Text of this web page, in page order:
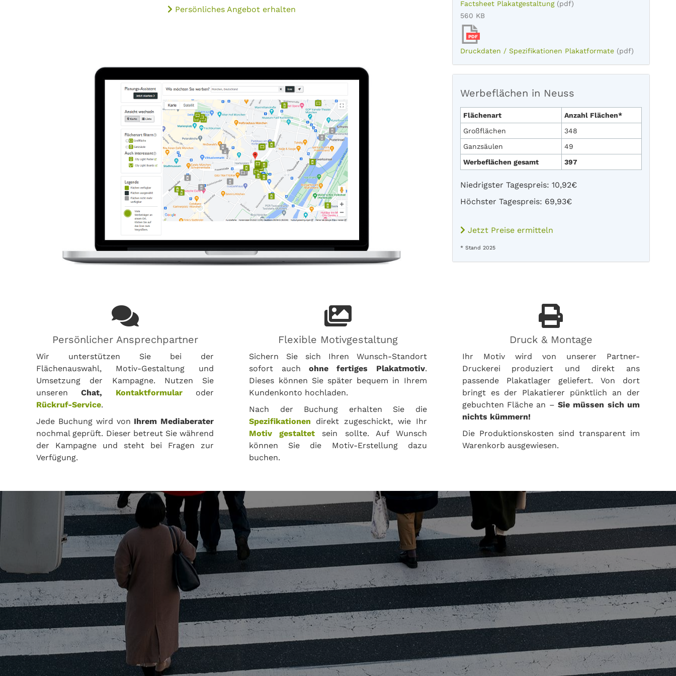
Persönliches Angebot erhalten
Factsheet Plakatgestaltung (pdf)
560 KB
PDF
Druckdaten / Spezifikationen Plakatformate (pdf)
Werbeflächen in Neuss
Flächenart
Anzahl Flächen*
Großflächen
348
Ganzsäulen
49
Werbeflächen gesamt
397
Niedrigster Tagespreis: 10,92€
Höchster Tagespreis: 69,93€
Jetzt Preise ermitteln
* Stand 2025
Persönlicher Ansprechpartner
Wir unterstützen Sie bei der
Flächenauswahl, Motiv-Gestaltung und
Umsetzung der Kampagne. Nutzen Sie
unserenChat, Kontaktformularoder
Rückruf-Service.
Jede Buchung wird von Ihrem Mediaberater
nochmal geprüft. Dieser betreut Sie während
der Kampagne und steht bei Fragen zur
Verfügung.
Flexible Motivgestaltung
Sichern Sie sich Ihren Wunsch-Standort
sofort auch ohne fertiges Plakatmotiv.
Dieses können Sie später bequem in Ihrem
Kundenkonto hochladen.
Nach der Buchung erhalten Sie die
Spezifikationen direkt zugeschickt, wie Ihr
Motiv gestaltet sein sollte. Auf Wunsch
können Sie die Motiv-Erstellung dazu
buchen.
Druck & Montage
Ihr Motiv wird von unserer Partner-
Druckerei produziert und direkt ans
passende Plakatlager geliefert. Von dort
bringt es der Plakatierer pünktlich an der
gebuchten Fläche an – Sie müssen sich um
nichts kümmern!
Die Produktionskosten sind transparent im
Warenkorb ausgewiesen.